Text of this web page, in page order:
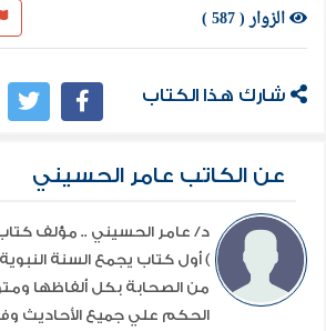
الزوار ( 587 )
شارك هذا الكتاب
عن الكاتب عامر الحسيني
د/ عامر الحسيني .. مؤلف
) أول كتاب يجمع السنة
من الصحابة بكل ألفاظها
الحكم علي جميع الأحاديث